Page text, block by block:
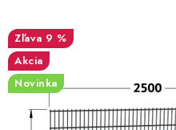
u
k
t
o
o
d
u
k
9 %
Akcia
Novinka